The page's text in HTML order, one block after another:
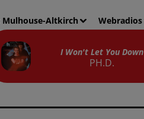
Mulhouse-Altkirch Webradios
I Won't Let You Down
PH.D.